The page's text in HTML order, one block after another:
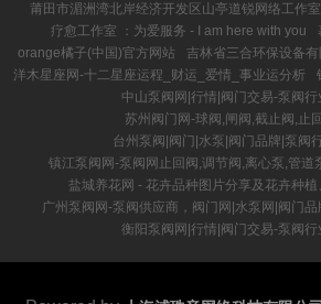
莆田市湄洲湾北岸经济开发区山亭道锐网络工作室
疗愈工作室 ：为爱服务 - I am here with you
orange橘子(中国)官方网站
吉林省三合环保设备有
洋木星座网-十二星座运程_财运_爱情_事业运分析
中山泵阀网|行情|阀门交易-泵阀行
苏州阀门网-球阀,闸阀,截止阀,止
台州泵阀|阀门|水泵|阀门品牌|泵阀
镇江泵阀网-泵阀网止回阀,调节阀,离心泵,管道
盐城养花网 - 花卉品种图片分享及花卉种
广州泵阀网-泵阀供应商，阀门网|水泵网|阀门
衡阳泵阀网|行情|阀门交易-泵阀行